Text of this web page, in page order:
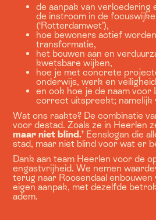
de aanpak van verloedering
de instroom in de
(‘Rotterdamwet’),
hoe bewoners actief
transformatie,
het bouwen aan en
kwetsbare wijken,
hoe je met concrete
onderwijs, werk en
en ook hoe je de naam voor
correct uitspreekt; namelijk
Wat ons raakte? De combinatie
voor destad. Zoals ze in Heerlen
maar niet blind.’ Eenslogan die
stad, maar niet blind voor wat er
Dank aan team Heerlen voor de
engastvrijheid. We nemen
terug naar Roosendaal
eigen aanpak, met dezelfde
adem.